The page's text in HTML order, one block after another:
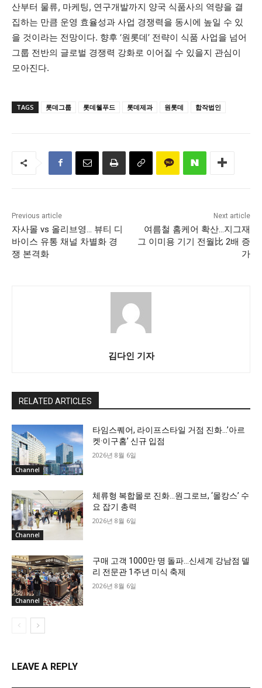
산부터 물류, 마케팅, 연구개발까지 양국 식품사의 역량을 결
집하는 만큼 운영 효율성과 사업 경쟁력을 동시에 높일 수 있
을 것이라는 전망이다. 향후 ‘원롯데’ 전략이 식품 사업을 넘어
그룹 전반의 글로벌 경쟁력 강화로 이어질 수 있을지 관심이
모아진다.
TAGS 롯데그룹 롯데웰푸드 롯데제과 원롯데 합작법인
Previous article
자사몰 vs 올리브영… 뷰티 디
바이스 유통 채널 차별화 경
쟁 본격화
Next article
여름철 홈케어 확산…지그재
그 이미용 기기 전월比 2배 증
가
김다인 기자
RELATED ARTICLES
Channel
타임스퀘어, 라이프스타일 거점 진화…’아르
켓·이구홈’ 신규 입점
2026년 8월 6일
Channel
체류형 복합몰로 진화…원그로브, ‘몰캉스’ 수
요 잡기 총력
2026년 8월 6일
Channel
구매 고객 1000만 명 돌파…신세계 강남점 델
리 전문관 1주년 미식 축제
2026년 8월 6일
LEAVE A REPLY